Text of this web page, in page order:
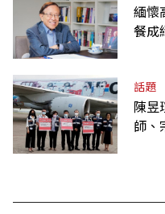
緬懷
餐成
話題
陳昱
師、